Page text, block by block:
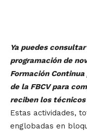
Ya puedes
programación de
Formación
de la FBCV para
reciben los técnicos
Estas actividades,
englobadas en